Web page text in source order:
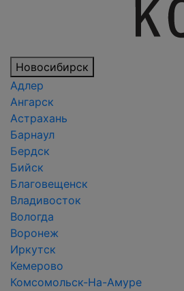
Новосибирск
Адлер
Ангарск
Астрахань
Барнаул
Бердск
Бийск
Благовещенск
Владивосток
Вологда
Воронеж
Иркутск
Кемерово
Комсомольск-На-Амуре